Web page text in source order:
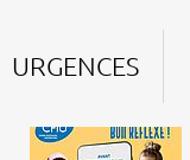
URGENCES